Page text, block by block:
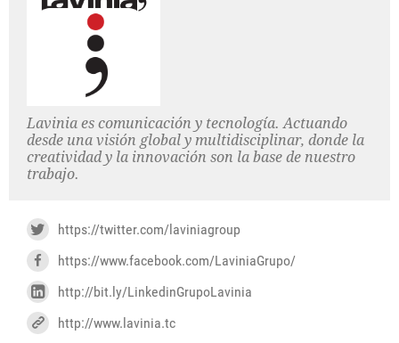
Lavinia es comunicación y tecnología. Actuando
desde una visión global y multidisciplinar, donde la
creatividad y la innovación son la base de nuestro
trabajo.
https://twitter.com/laviniagroup
https://www.facebook.com/LaviniaGrupo/
http://bit.ly/LinkedinGrupoLavinia
http://www.lavinia.tc